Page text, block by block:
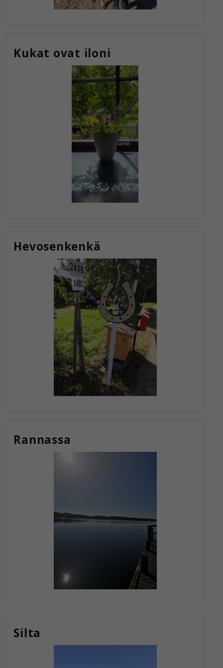
Kukat ovat iloni
Hevosenkenkä
Rannassa
Silta